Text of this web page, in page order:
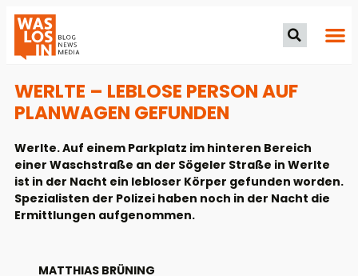
WERLTE – LEBLOSE PERSON AUF
PLANWAGEN GEFUNDEN
Werlte. Auf einem Parkplatz im hinteren Bereich
einer Waschstraße an der Sögeler Straße in Werlte
ist in der Nacht ein lebloser Körper gefunden worden.
Spezialisten der Polizei haben noch in der Nacht die
Ermittlungen aufgenommen.
MATTHIAS BRÜNING